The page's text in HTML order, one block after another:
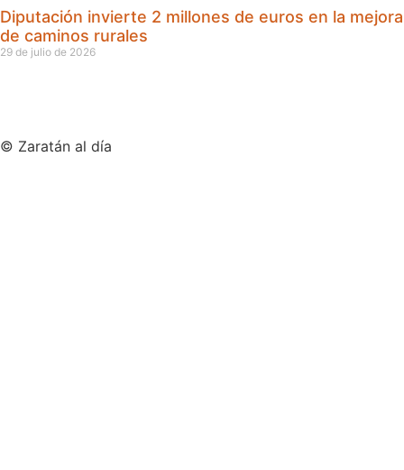
Diputación invierte 2 millones de euros en la mejora
de caminos rurales
29 de julio de 2026
© Zaratán al día